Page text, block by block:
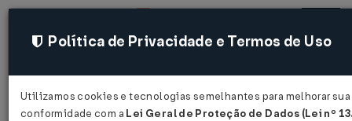
Acessar
Política de Privacidade e Termos de Uso
Utilizamos cookies e tecnologias semelhantes para melhorar
conformidade com a Lei Geral de Proteção de Dados (Lei nº